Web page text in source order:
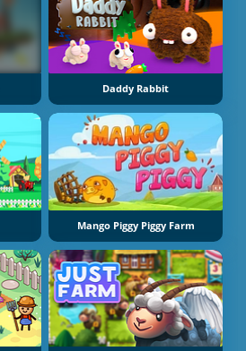
Daddy Rabbit
Mango Piggy Piggy Farm